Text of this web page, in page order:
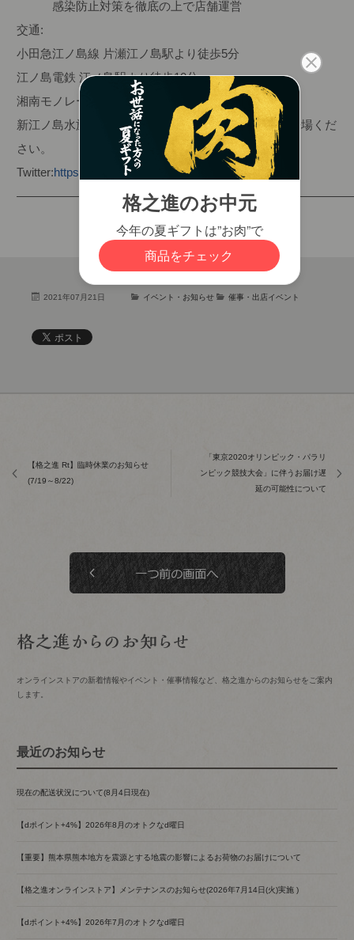
感染防止対策を徹底の上で店舗運営
交通:
小田急江ノ島線 片瀬江ノ島駅より徒歩5分
江ノ島電鉄 江ノ島駅より徒歩10分
湘南モノレール 湘南江の島駅より徒歩11分
新江ノ島水族館前の白いビーチハウスを目指し、ご来場くだ
さい。
Twitter:https://twitter.com/nikuozi123/
2021年07月21日 イベント・お知らせ 催事・出店イベント
【格之進 Rt】臨時休業のお知らせ
(7/19～8/22)
「東京2020オリンピック・パラリ
ンピック競技大会」に伴うお届け遅
延の可能性について
オンラインストアの新着情報やイベント・催事情報など、格之進からのお知らせをご案内
します。
最近のお知らせ
現在の配送状況について(8月4日現在)
【dポイント+4%】2026年8月のオトクなd曜日
【重要】熊本県熊本地方を震源とする地震の影響によるお荷物のお届けについて
【格之進オンラインストア】メンテナンスのお知らせ(2026年7月14日(火)実施 )
【dポイント+4%】2026年7月のオトクなd曜日